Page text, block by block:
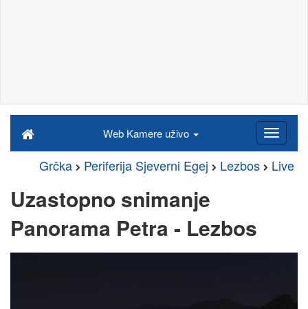
Web Kamere uživo
Grčka Periferija Sjeverni Egej Lezbos Live
Uzastopno snimanje
Panorama Petra - Lezbos